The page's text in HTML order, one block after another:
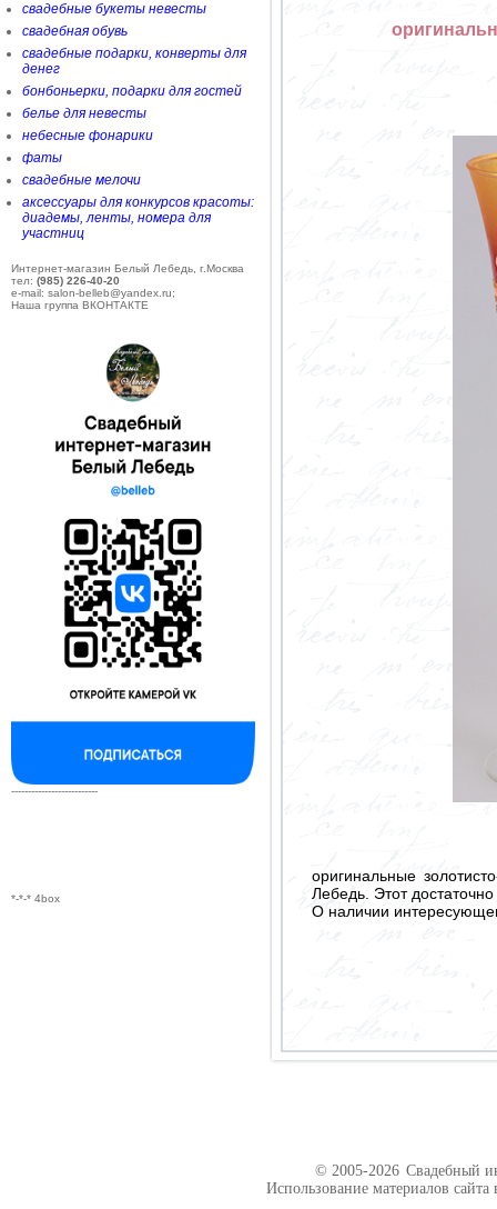
свадебные букеты невесты
свадебная обувь
свадебные подарки, конверты для
денег
бонбоньерки, подарки для гостей
белье для невесты
небесные фонарики
фаты
свадебные мелочи
аксессуары для конкурсов красоты:
диадемы, ленты, номера для
участниц
Интернет-магазин Белый Лебедь, г.Москва
тел: (985) 226-40-20
e-mail: salon-belleb@yandex.ru;
Наша группа ВКОНТАКТЕ
--------------------------
*-*-* 4box
оригинальные
Лебедь. Этот
О наличии
© 2005-2026 Свадебный
Использование материалов